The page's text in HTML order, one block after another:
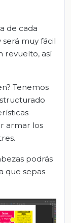
de cada
muy fácil
revuelto, así
Tenemos
armar los
podrás
que sepas